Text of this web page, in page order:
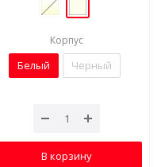
Корпус
Белый Черный
В корзину